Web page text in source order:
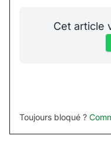
Cet article
Toujours bloqué ?